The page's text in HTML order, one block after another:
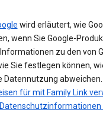
wird erläutert, wie
wenn Sie Google-
zu den von
Sie festlegen können,
Datennutzung
für mit Family Link